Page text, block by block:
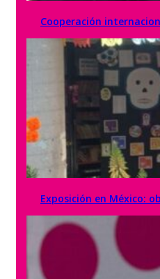
Cooperación
Exposición en México: